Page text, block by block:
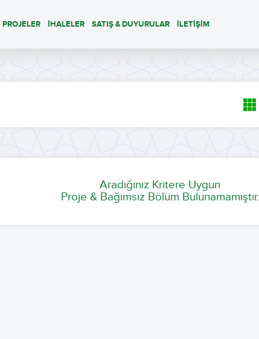
PROJELER İHALELER SATIŞ & DUYURULAR İLETİŞİM
Aradığınız Kritere Uygun
Proje & Bağımsız Bölüm Bulunamamıştır.